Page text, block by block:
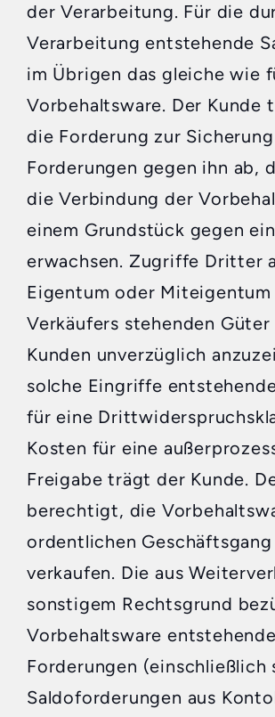
der Verarbeitung. Für die
Verarbeitung entstehende
im Übrigen das gleiche wie
Vorbehaltsware. Der Kunde
die Forderung zur
Forderungen gegen ihn ab,
die Verbindung der
einem Grundstück gegen
erwachsen. Zugriffe Dritter
Eigentum oder Miteigentum
Verkäufers stehenden Güter
Kunden unverzüglich
solche Eingriffe
für eine
Kosten für eine
Freigabe trägt der Kunde.
berechtigt, die
ordentlichen
verkaufen. Die aus
sonstigem Rechtsgrund
Vorbehaltsware
Forderungen (einschließlich
Saldoforderungen aus